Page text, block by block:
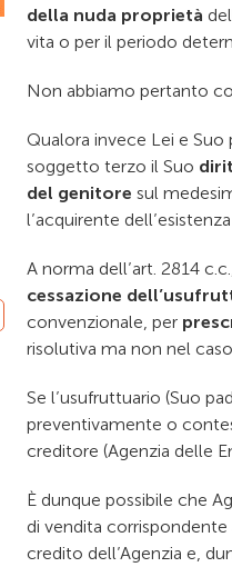
della nuda proprietà
vita o per il periodo
Non abbiamo pertanto
Qualora invece Lei e
soggetto terzo il Suo
del genitore sul
l’acquirente dell’esistenza
A norma dell’art. 2814
cessazione
convenzionale, per
risolutiva ma non nel
Se l’usufruttuario (Suo
preventivamente o
creditore (Agenzia delle
È dunque possibile che
di vendita
credito dell’Agenzia e,